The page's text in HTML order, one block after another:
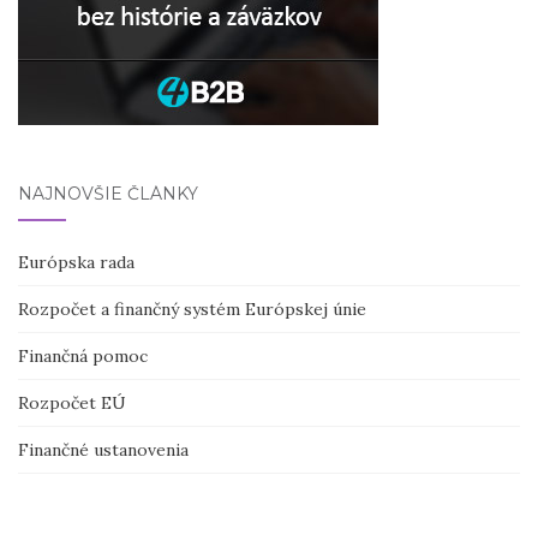
NAJNOVŠIE ČLÁNKY
Európska rada
Rozpočet a finančný systém Európskej únie
Finančná pomoc
Rozpočet EÚ
Finančné ustanovenia